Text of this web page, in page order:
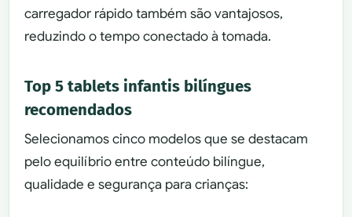
carregador rápido também são vantajosos,
reduzindo o tempo conectado à tomada.
Top 5 tablets infantis bilíngues
recomendados
Selecionamos cinco modelos que se destacam
pelo equilíbrio entre conteúdo bilíngue,
qualidade e segurança para crianças: